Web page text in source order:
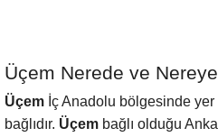
Üçem Nerede ve
Üçem İç Anadolu bölgesinde
bağlıdır. Üçem bağlı olduğu